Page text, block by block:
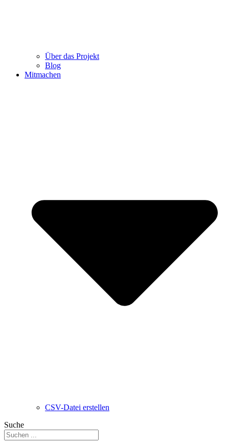
Über das Projekt
Blog
Mitmachen
CSV-Datei erstellen
Suche